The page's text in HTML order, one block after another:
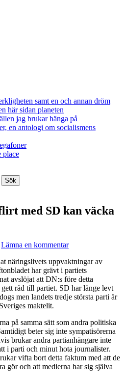
samt en och annan dröm
här sidan planeten
jag brukar hänga på
en antologi om socialismens
place
med SD kan väcka
Lämna en kommentar
näringslivets uppvaktningar av
har grävt i partiets
avslöjat att DN:s före detta
råd till partiet. SD har länge levt
men landets tredje största parti är
maktelit.
på samma sätt som andra politiska
beter sig inte sympatisörerna
brukar andra partianhängare inte
i parti och minut hota journalister.
vifta bort detta faktum med att de
gör och att medierna har sig själva